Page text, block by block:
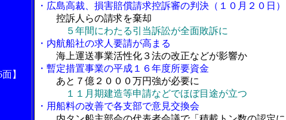
】
・広島高裁、損害賠償請求控訴審の判決（１０月２０日）
控訴人らの請求を棄却
５年間にわたる引当訴訟が全面敗訴に
・内航船社の求人要請が高まる
海上運送事業活性化３法の改正などが影響か
・暫定措置事業の平成１６年度所要資金
あと７億２０００万円強が必要に
１１月期建造等申請などでほぼ目途が立つ
・用船料の改善で各支部で意見交換会